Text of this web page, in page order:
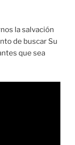
la salvación
de buscar Su
que sea